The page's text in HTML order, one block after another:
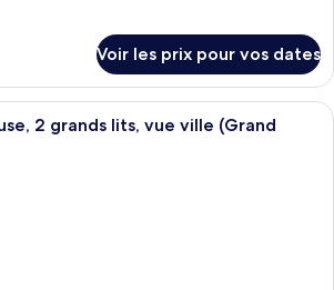
Voir les prix pour vos dates
Une chambre d’hôtel avec deux
2 grands lits, vue ville (Grand